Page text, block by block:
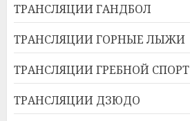
ТРАНСЛЯЦИИ ГАНДБОЛ
ТРАНСЛЯЦИИ ГОРНЫЕ ЛЫЖИ
ТРАНСЛЯЦИИ ГРЕБНОЙ СПОРТ
ТРАНСЛЯЦИИ ДЗЮДО